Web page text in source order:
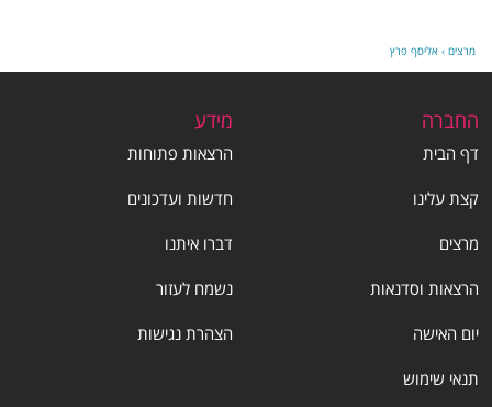
מרצים › אליסף פרץ
החברה
דף הבית
קצת עלינו
מרצים
הרצאות וסדנאות
יום האישה
תנאי שימוש
מידע
הרצאות פתוחות
חדשות ועדכונים
דברו איתנו
נשמח לעזור
הצהרת נגישות